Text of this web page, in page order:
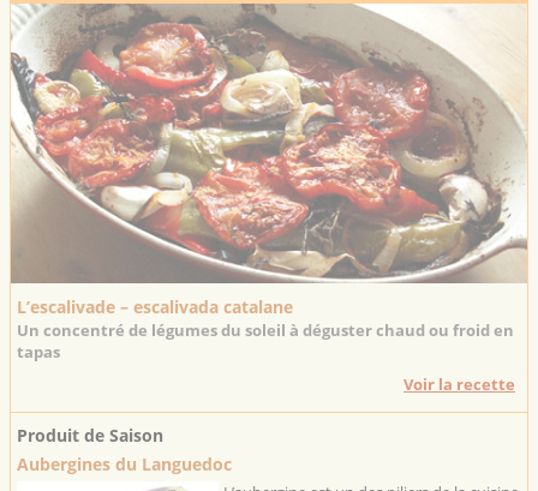
L’escalivade – escalivada catalane
Un concentré de légumes du soleil à déguster chaud ou froid en
tapas
Voir la recette
Produit de Saison
Aubergines du Languedoc